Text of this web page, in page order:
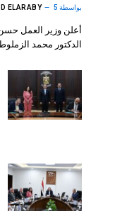
بواسطة ELARABY 5 أغسطس، 2026
أعلن وزير العمل
الدكتور محمد